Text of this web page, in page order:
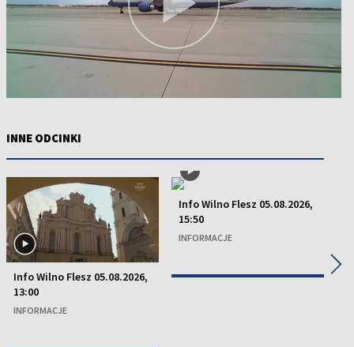
INNE ODCINKI
Info Wilno Flesz 05.08.2026,
13:00
INFORMACJE
Info Wilno Flesz 05.08.2026,
15:50
INFORMACJE
▶